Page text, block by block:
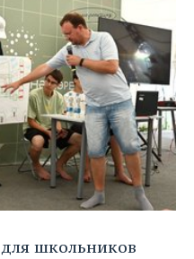
школьников